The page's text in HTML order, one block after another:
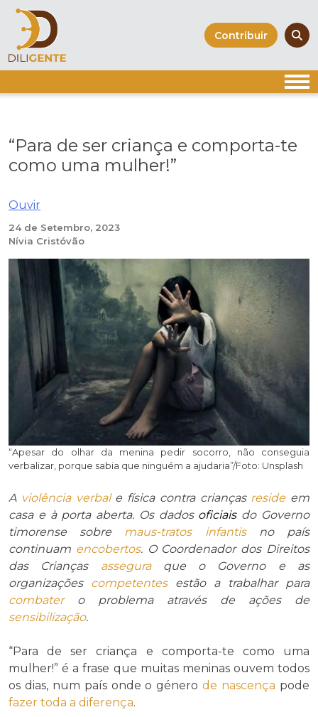
Skip
content
Contribuir
“Para de ser criança e comporta-te
como uma mulher!”
Ouvir
24 de Setembro, 2023
Nívia Cristóvão
“Apesar do olhar da menina pedir socorro, não conseguia
verbalizar, porque sabia que ninguém a ajudaria”/Foto: Unsplash
A violência verbale física contra crianças reside em
casa e à porta aberta. Os dados oficiaisdo Governo
timorense sobre maus-tratos infantisno país
continuam encobertos. O Coordenador dos Direitos
das Crianças asseguraque o Governo e as
organizações competentesestão a trabalhar para
combatero problema através de ações de
sensibilização.
“Para de ser criança e comporta-te como uma
mulher!” é a frase que muitas meninas ouvem todos
os dias, num país onde o génerode nascença pode
fazer toda a diferença.